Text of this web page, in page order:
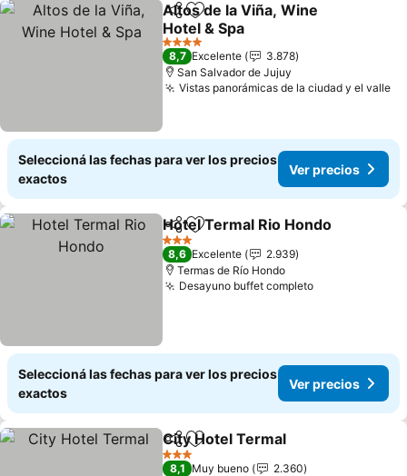
CompartirAñadir a favoritos
Altos de la Viña, Wine
Hotel & Spa
Ver precios
4 Estrellas
8,7 Excelente
3.878
San Salvador de Jujuy
Vistas panorámicas de la ciudad y el valle
Seleccioná las fechas para ver los precios
exactos
Ver precios
CompartirAñadir a favoritos
Hotel Termal Rio Hondo
3 Estrellas
8,6 Excelente
2.939
Termas de Río Hondo
Desayuno buffet completoVer precios
Seleccioná las fechas para ver los precios
exactos
Ver precios
CompartirAñadir a favoritos
City Hotel Termal
3 Estrellas
8,1 Muy bueno
2.360